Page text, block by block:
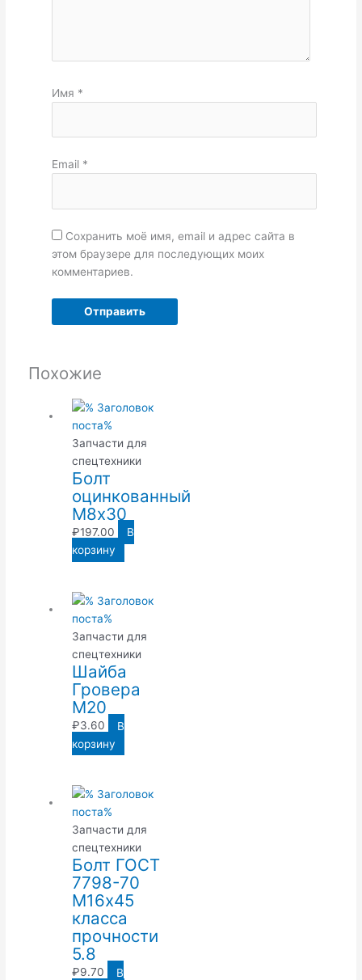
Имя *
Email *
Сохранить моё имя, email и адрес сайта в
этом браузере для последующих моих
комментариев.
Похожие
Запчасти для
спецтехники
Болт
оцинкованный
М8х30
₽197.00
В
корзину
Запчасти для
спецтехники
Шайба
Гровера
М20
₽3.60
В
корзину
Запчасти для
спецтехники
Болт ГОСТ
7798-70
М16х45
класса
прочности
5.8
₽9.70
В